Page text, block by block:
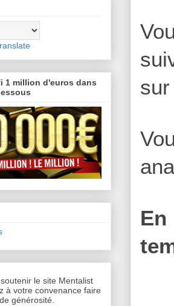
1 million d'euros dans
le site Mentalist
à votre convenance faire
générosité.